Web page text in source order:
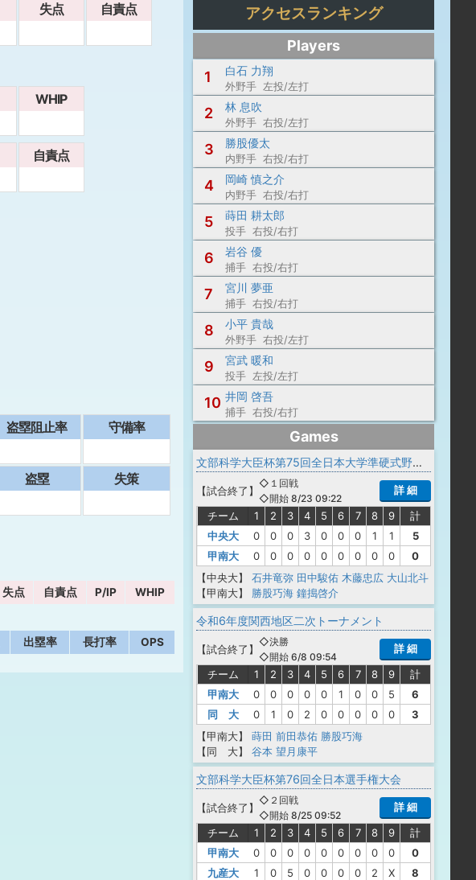
失点 自責点
WHIP
自責点
盗塁阻止率 守備率
盗塁 失策
失点 自責点 P/IP WHIP
出塁率 長打率 OPS
アクセスランキング
Players
1
白石 力翔
外野手 左投/左打
2 林 息吹
外野手 右投/左打
3 勝股優太
内野手 右投/右打
4 岡崎 慎之介
内野手 右投/右打
5 蒔田 耕太郎
投手 右投/右打
6 岩谷 優
捕手 右投/右打
7 宮川 夢亜
捕手 右投/右打
8 小平 貴哉
外野手 右投/左打
9 宮武 暖和
投手 左投/左打
10 井岡 啓吾
捕手 右投/右打
Games
文部科学大臣杯第75回全日本大学準硬式野球選手権記念大会
【試合終了 】
◇１回戦
◇開始 8/23 09:22
詳 細
チーム 1 2 3 4 5 6 7 8 9
計
中央大
0 0 0 3 0 0 0 1 1
5
甲南大
0 0 0 0 0 0 0 0 0
0
【中央大】
石井竜弥 田中駿佑 木藤忠広 大山北斗
【甲南大】
勝股巧海 鐘搗啓介
令和6年度関西地区二次トーナメント
【試合終了 】
◇決勝
◇開始 6/8 09:54
詳 細
チーム 1 2 3 4 5 6 7 8 9
計
甲南大
0 0 0 0 0 1 0 0 5
6
同 大
0 1 0 2 0 0 0 0 0
3
【甲南大】
蒔田 前田恭佑 勝股巧海
【同 大】
谷本 望月康平
文部科学大臣杯第76回全日本選手権大会
【試合終了 】
◇２回戦
◇開始 8/25 09:52
詳 細
チーム 1 2 3 4 5 6 7 8 9
計
甲南大
0 0 0 0 0 0 0 0 0
0
九産大
1 0 5 0 0 0 0 2 X 8